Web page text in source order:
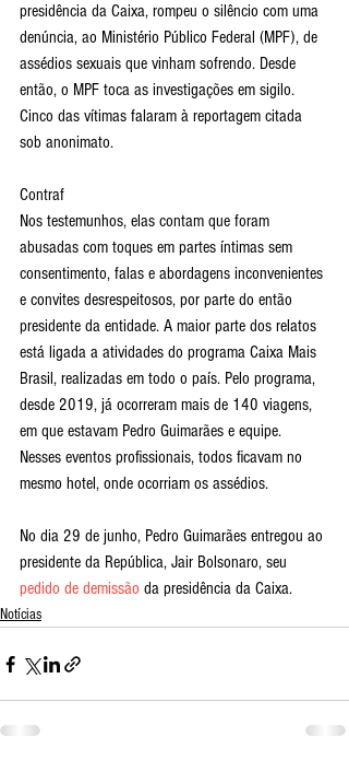
presidência da Caixa, rompeu o silêncio com uma
denúncia, ao Ministério Público Federal (MPF), de
assédios sexuais que vinham sofrendo. Desde
então, o MPF toca as investigações em sigilo.
Cinco das vítimas falaram à reportagem citada
sob anonimato.
Contraf
Nos testemunhos, elas contam que foram
abusadas com toques em partes íntimas sem
consentimento, falas e abordagens inconvenientes
e convites desrespeitosos, por parte do então
presidente da entidade. A maior parte dos relatos
está ligada a atividades do programa Caixa Mais
Brasil, realizadas em todo o país. Pelo programa,
desde 2019, já ocorreram mais de 140 viagens,
em que estavam Pedro Guimarães e equipe.
Nesses eventos profissionais, todos ficavam no
mesmo hotel, onde ocorriam os assédios.
No dia 29 de junho, Pedro Guimarães entregou ao
presidente da República, Jair Bolsonaro, seu
pedido de demissão da presidência da Caixa.
Notícias